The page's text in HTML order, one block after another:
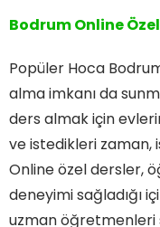
Bodrum Online
Popüler Hoca
alma imkanı da
ders almak için
ve istedikleri zaman,
Online özel dersler,
deneyimi sağladığı
uzman öğretmenleri